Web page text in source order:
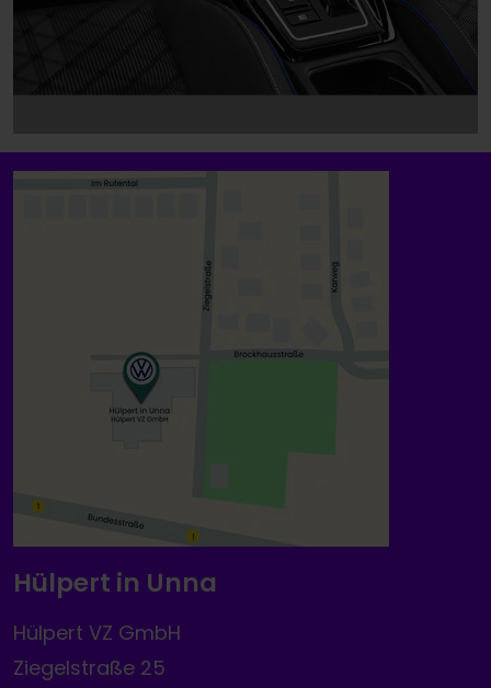
Hülpert in Unna
Hülpert VZ GmbH
Ziegelstraße 25